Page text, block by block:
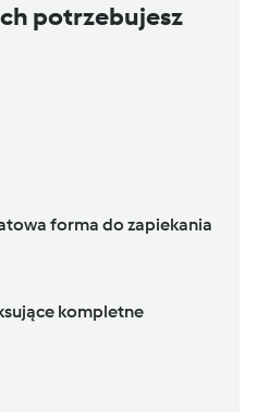
potrzebujesz
forma do zapiekania
kompletne